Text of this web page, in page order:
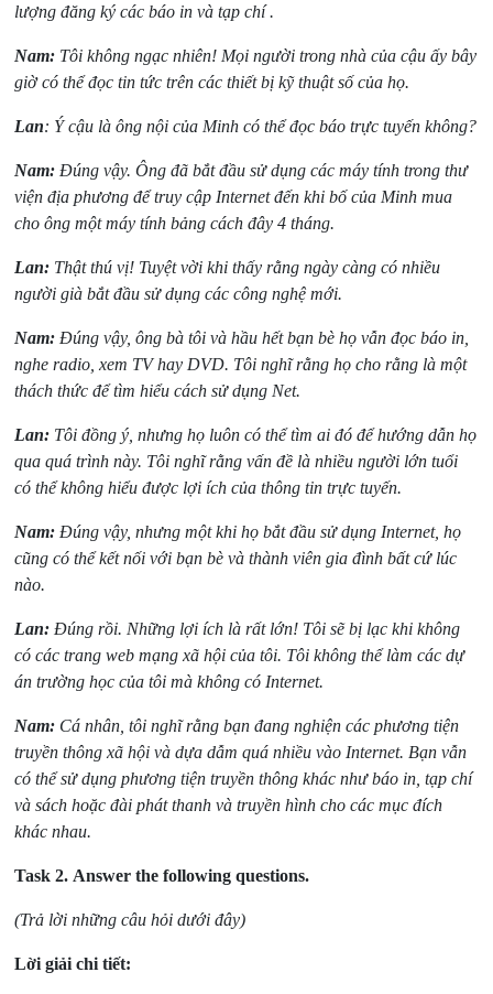
lượng đăng ký các báo in và tạp chí .
Nam: Tôi không ngạc nhiên! Mọi người trong nhà của cậu ấy bây
giờ có thể đọc tin tức trên các thiết bị kỹ thuật số của họ.
Lan: Ý cậu là ông nội của Minh có thể đọc báo trực tuyến không?
Nam: Đúng vậy. Ông đã bắt đầu sử dụng các máy tính trong thư
viện địa phương để truy cập Internet đến khi bố của Minh mua
cho ông một máy tính bảng cách đây 4 tháng.
Lan: Thật thú vị! Tuyệt vời khi thấy rằng ngày càng có nhiều
người già bắt đầu sử dụng các công nghệ mới.
Nam: Đúng vậy, ông bà tôi và hầu hết bạn bè họ vẫn đọc báo in,
nghe radio, xem TV hay DVD. Tôi nghĩ rằng họ cho rằng là một
thách thức để tìm hiểu cách sử dụng Net.
Lan: Tôi đồng ý, nhưng họ luôn có thể tìm ai đó để hướng dẫn họ
qua quá trình này. Tôi nghĩ rằng vấn đề là nhiều người lớn tuổi
có thể không hiểu được lợi ích của thông tin trực tuyến.
Nam: Đúng vậy, nhưng một khi họ bắt đầu sử dụng Internet, họ
cũng có thể kết nối với bạn bè và thành viên gia đình bất cứ lúc
nào.
Lan: Đúng rồi. Những lợi ích là rất lớn! Tôi sẽ bị lạc khi không
có các trang web mạng xã hội của tôi. Tôi không thể làm các dự
án trường học của tôi mà không có Internet.
Nam: Cá nhân, tôi nghĩ rằng bạn đang nghiện các phương tiện
truyền thông xã hội và dựa dẫm quá nhiều vào Internet. Bạn vẫn
có thể sử dụng phương tiện truyền thông khác như báo in, tạp chí
và sách hoặc đài phát thanh và truyền hình cho các mục đích
khác nhau.
Task 2. Answer the following questions.
(Trả lời những câu hỏi dưới đây)
Lời giải chi tiết: